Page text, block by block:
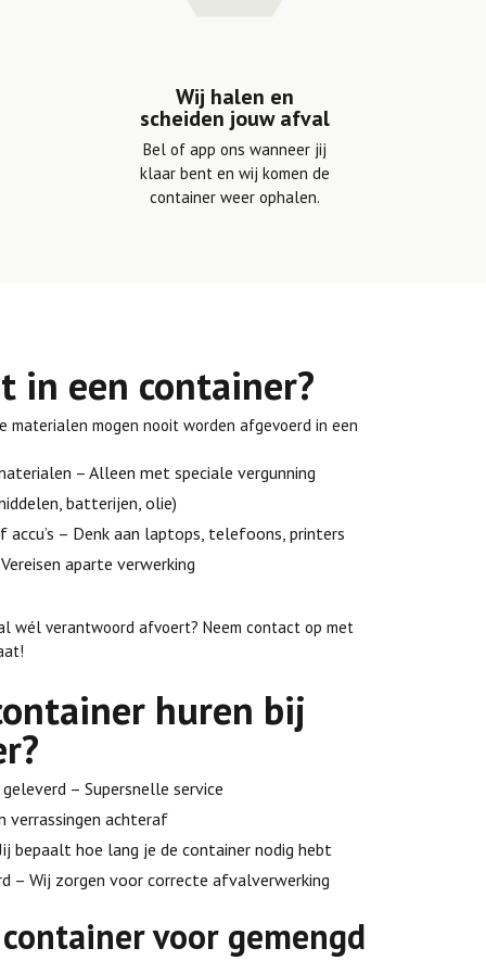
Wij halen en
scheiden jouw afval
Bel of app ons wanneer jij
klaar bent en wij komen de
container weer ophalen.
in een container?
materialen mogen nooit worden afgevoerd in een
– Alleen met speciale vergunning
batterijen, olie)
– Denk aan laptops, telefoons, printers
aparte verwerking
wél verantwoord afvoert? Neem contact op met
huren bij
– Supersnelle service
verrassingen achteraf
bepaalt hoe lang je de container nodig hebt
– Wij zorgen voor correcte afvalverwerking
voor gemengd